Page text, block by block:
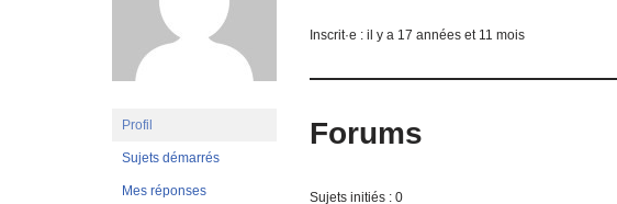
Profil
Sujets démarrés
Mes réponses
Inscrit·e : il y a 17 années et 11 mois
Forums
Sujets initiés : 0